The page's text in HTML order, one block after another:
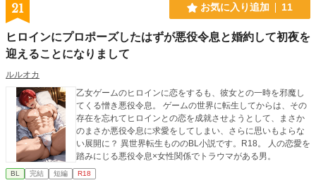
21 お気に入り追加 11
ヒロインにプロポーズしたはずが悪役令息と婚約して初夜を
迎えることになりまして
ルルオカ
乙女ゲームのヒロインに恋をするも、彼女との一時を邪魔し
てくる憎き悪役令息。 ゲームの世界に転生してからは、その
存在を忘れてヒロインとの恋を成就させようとして、まさか
のまさか悪役令息に求愛をしてしまい、さらに思いもよらな
い展開に？ 異世界転生もののBL小説です。R18。 人の恋愛を
踏みにじる悪役令息×女性関係でトラウマがある男。
BL 完結 短編 R18